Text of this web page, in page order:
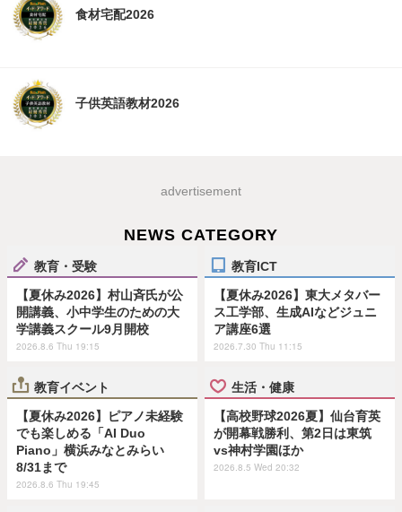
食材宅配2026
子供英語教材2026
advertisement
NEWS CATEGORY
教育・受験
【夏休み2026】村山斉氏が公
開講義、小中学生のための大
学講義スクール9月開校
2026.8.6 Thu 19:15
教育ICT
【夏休み2026】東大メタバー
ス工学部、生成AIなどジュニ
ア講座6選
2026.7.30 Thu 11:15
教育イベント
【夏休み2026】ピアノ未経験
でも楽しめる「AI Duo
Piano」横浜みなとみらい
8/31まで
2026.8.6 Thu 19:45
生活・健康
【高校野球2026夏】仙台育英
が開幕戦勝利、第2日は東筑
vs神村学園ほか
2026.8.5 Wed 20:32